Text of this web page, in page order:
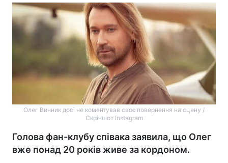
Олег Винник досі не коментував своє повернення на сцену /
Скріншот Instagram
Голова фан-клубу співака заявила, що Олег
вже понад 20 років живе за кордоном.